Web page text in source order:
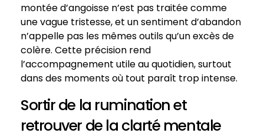
montée d’angoisse n’est pas traitée comme
une vague tristesse, et un sentiment d’abandon
n’appelle pas les mêmes outils qu’un excès de
colère. Cette précision rend
l’accompagnement utile au quotidien, surtout
dans des moments où tout paraît trop intense.
Sortir de la rumination et
retrouver de la clarté mentale